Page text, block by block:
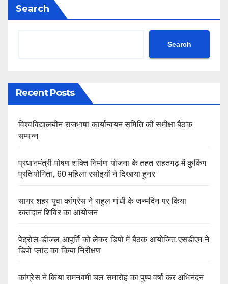
Search
Search
Recent Posts
विश्वविद्यालयीन राजभाषा कार्यान्वयन समिति की समीक्षा बैठक
सम्पन्न
प्रधानमंत्री पोषण शक्ति निर्माण योजना के तहत राहतगढ़ में कुकिंग
प्रतियोगिता, 60 महिला रसोइयों ने दिखाया हुनर
सागर शहर युवा कांग्रेस ने राहुल गांधी के जन्मदिन पर किया
रक्तदान शिविर का आयोजन
पेट्रोल-डीजल आपूर्ति को लेकर डिपो में बैठक आयोजित,एसडीएम ने
डिपो प्लांट का किया निरीक्षण
कांग्रेस ने किया रामनवमी चल समारोह का पुष्प वर्षा कर अभिनंदन